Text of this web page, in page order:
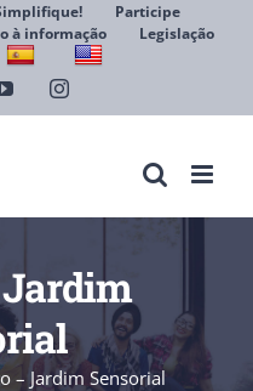
Participe
à informação
Legislação
YouTubeInstagram
– Jardim Sensorial